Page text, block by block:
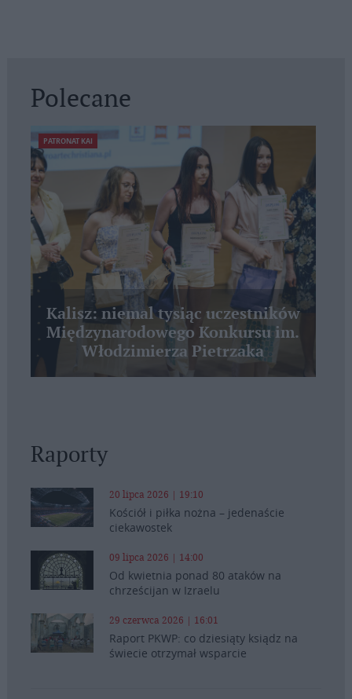
Polecane
PATRONAT KAI
Kalisz: niemal tysiąc uczestników
Międzynarodowego Konkursu im.
Włodzimierza Pietrzaka
Raporty
20 lipca 2026 | 19:10
Kościół i piłka nożna – jedenaście
ciekawostek
09 lipca 2026 | 14:00
Od kwietnia ponad 80 ataków na
chrześcijan w Izraelu
29 czerwca 2026 | 16:01
Raport PKWP: co dziesiąty ksiądz na
świecie otrzymał wsparcie